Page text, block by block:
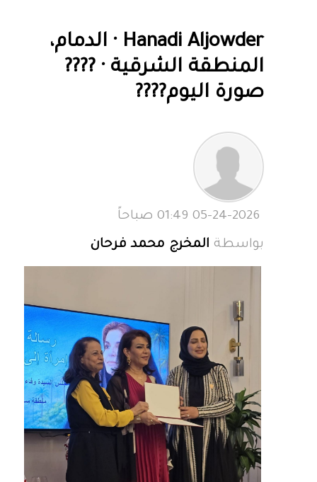
Hanadi Aljowder‎‏ · ‏الدمام‏،
‏المنطقة الشرقية‏ · ????
صورة اليوم????
بواسطة المخرج محمد فرحان